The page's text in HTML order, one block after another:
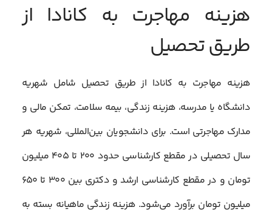
هزینه مهاجرت به کانادا از
طریق تحصیل
هزینه مهاجرت به کانادا از طریق تحصیل شامل شهریه
دانشگاه یا مدرسه، هزینه زندگی، بیمه سلامت، تمکن مالی و
مدارک مهاجرتی است. برای دانشجویان بین‌المللی، شهریه هر
سال تحصیلی در مقطع کارشناسی حدود ۲۰۰ تا ۴۰۵ میلیون
تومان و در مقطع کارشناسی ارشد و دکتری بین ۳۰۰ تا ۶۵۰
میلیون تومان برآورد می‌شود. هزینه زندگی ماهیانه بسته به